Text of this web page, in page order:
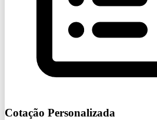
Cotação Personalizada